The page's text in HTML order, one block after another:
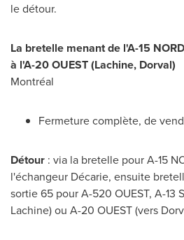
le détour.
La bretelle menant de l'A-15 NORD
à l'A-20 OUEST (Lachine, Dorval)
Montréal
Fermeture complète, de
Détour : via la bretelle pour A-15
l'échangeur Décarie, ensuite
sortie 65 pour A-520 OUEST, A-13
Lachine) ou A-20 OUEST (vers